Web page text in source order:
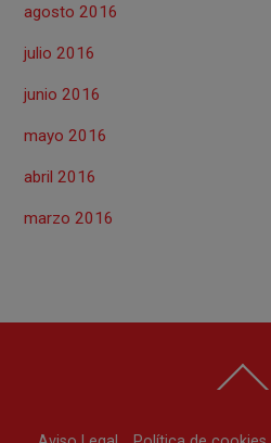
agosto 2016
julio 2016
junio 2016
mayo 2016
abril 2016
marzo 2016
To